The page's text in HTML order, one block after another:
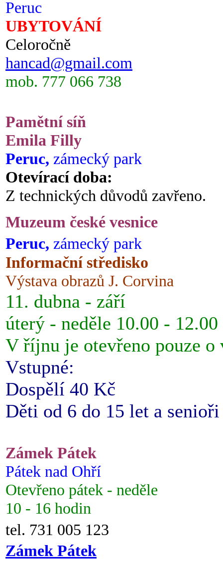
Peruc
UBYTOVÁNÍ
Celoročně
hancad@gmail.com
mob. 777 066 738
Pamětní síň
Emila Filly
Peruc, zámecký park
Otevírací doba:
Z technických důvodů zavřeno.
Muzeum české vesnice
Peruc, zámecký park
Informační středisko
Výstava obrazů J. Corvina
11. dubna - září
úterý - neděle 10.00 -
V říjnu je otevřeno pouze o
Vstupné:
Dospělí 40 Kč
Děti od 6 do 15 let a
Zámek Pátek
Pátek nad Ohří
Otevřeno pátek - neděle
10 - 16 hodin
tel. 731 005 123
Zámek Pátek